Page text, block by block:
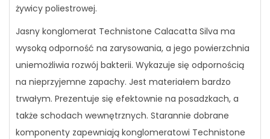
żywicy poliestrowej.
Jasny konglomerat Technistone Calacatta Silva ma
wysoką odporność na zarysowania, a jego powierzchnia
uniemożliwia rozwój bakterii. Wykazuje się odpornością
na nieprzyjemne zapachy. Jest materiałem bardzo
trwałym. Prezentuje się efektownie na posadzkach, a
także schodach wewnętrznych. Starannie dobrane
komponenty zapewniają konglomeratowi Technistone